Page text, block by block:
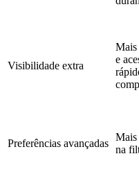
Visibilidade extra
Mais
e
Preferências avançadas
na